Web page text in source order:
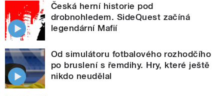
Česká herní historie pod
drobnohledem. SideQuest začíná
legendární Mafií
Od simulátoru fotbalového rozhodčího
po bruslení s řemdihy. Hry, které ještě
nikdo neudělal